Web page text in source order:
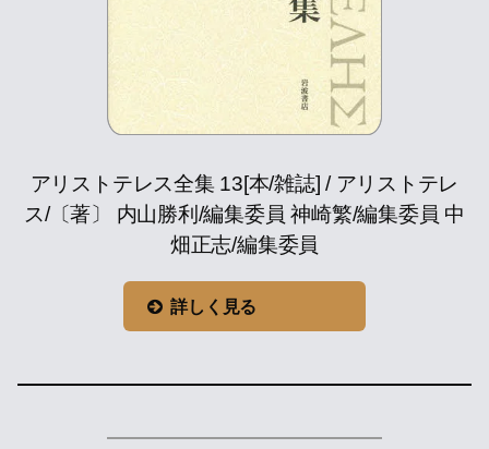
アリストテレス全集 13[本/雑誌] / アリストテレ
ス/〔著〕 内山勝利/編集委員 神崎繁/編集委員 中
畑正志/編集委員
詳しく見る